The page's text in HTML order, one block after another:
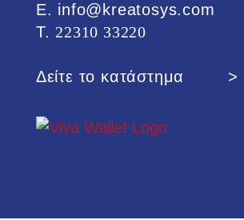
Ε. info@kreatosys.com
Τ. 22310 33220
Δείτε το κατάστημα >